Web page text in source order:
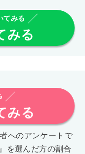
てみる
みる
みる
へのアンケートで
を選んだ方の割合